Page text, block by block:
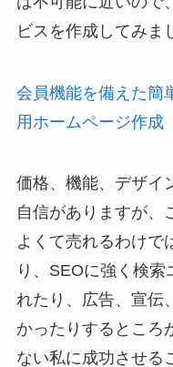
ビスを作成してみま
会員機能を備えた簡
用ホームページ作成
価格、機能、デザイ
自信がありますが、
よくて売れるわけで
り、SEOに強く検索
れたり、広告、宣伝
かったりするところ
ない私に成功させる